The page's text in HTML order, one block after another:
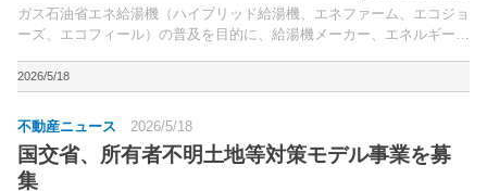
ガス石油省エネ給湯機（ハイブリッド給湯機、エネファーム、エコジョ
ーズ、エコフィール）の普及を目的に、給湯機メーカー、エネルギー事
油省エネ給湯機普及促進会議（通称：スマいる給湯プロジ...
2026/5/18
不動産ニュース 2026/5/18
国交省、所有者不明土地等対策モデル事業を募
集